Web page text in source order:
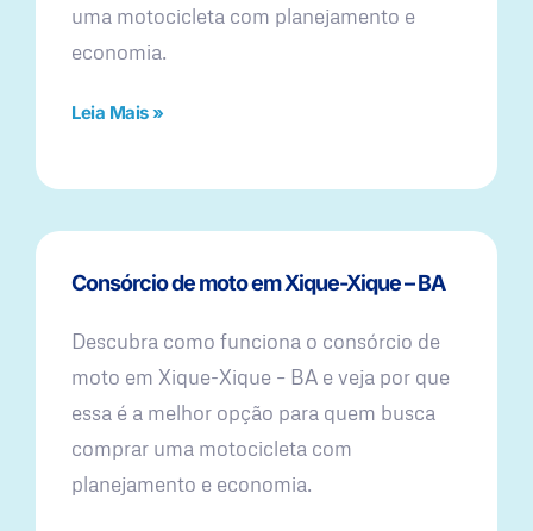
uma motocicleta com planejamento e
economia.
Leia Mais »
Consórcio de moto em Xique-Xique – BA
Descubra como funciona o consórcio de
moto em Xique-Xique – BA e veja por que
essa é a melhor opção para quem busca
comprar uma motocicleta com
planejamento e economia.